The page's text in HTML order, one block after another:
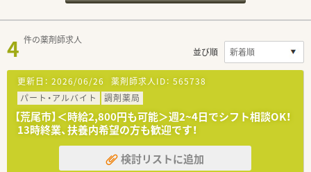
4 件の薬剤師求人
並び順
更新日： 2026/06/26 薬剤師求人ID： 565738
パート・アルバイト
調剤薬局
【荒尾市】＜時給2,800円も可能＞週2~4日でシフト相談OK！
13時終業、扶養内希望の方も歓迎です！
検討リストに追加